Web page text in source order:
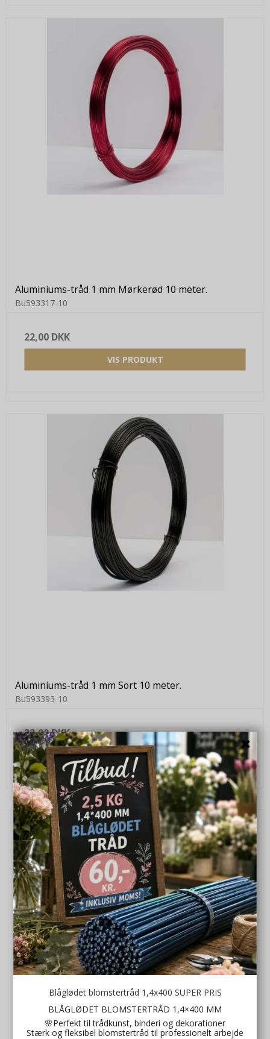
Aluminiums-tråd 1 mm Mørkerød 10 meter.
Bu593317-10
22,00 DKK
VIS PRODUKT
Aluminiums-tråd 1 mm Sort 10 meter.
Bu593393-10
22,00 DKK
VIS PRODUKT
Blåglødet blomstertråd 1,4x400 SUPER PRIS
BLÅGLØDET BLOMSTERTRÅD 1,4×400 MM
🌸Perfekt til trådkunst, binderi og dekorationer
Stærk og fleksibel blomstertråd til professionelt arbejde